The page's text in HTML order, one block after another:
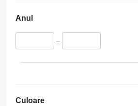
Anul
–
Culoare